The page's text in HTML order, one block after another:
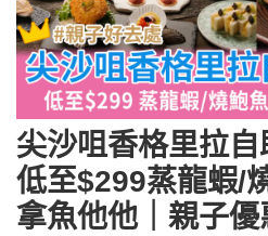
尖沙咀香格里拉
低至$299蒸龍蝦/
拿魚他他｜親子優